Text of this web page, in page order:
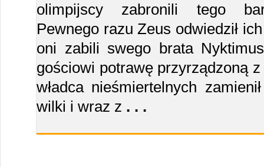
olimpijscy zabronili tego
Pewnego razu Zeus odwiedził
oni zabili swego brata
gościowi potrawę przyrządzoną z
władca nieśmiertelnych
wilki i wraz z . . .